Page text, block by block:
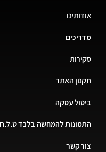
אודותינו
מדריכים
סקירות
תקנון האתר
ביטול עסקה
התמונות להמחשה בלבד ט.ל.ח
צור קשר